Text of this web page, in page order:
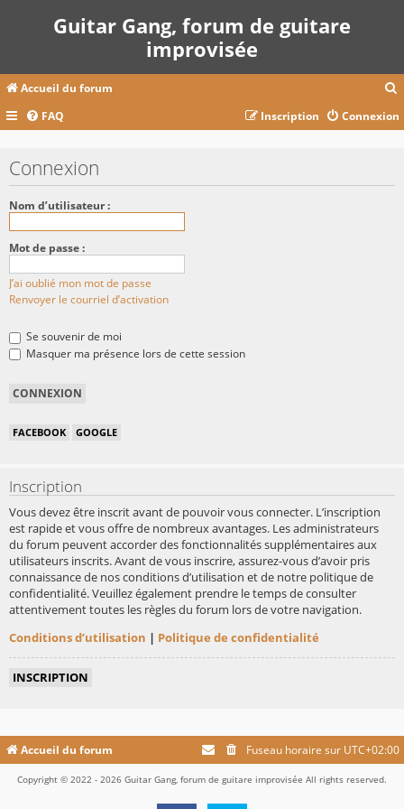
Guitar Gang, forum de guitare
improvisée
Accueil du forum
c
FAQ Connexion
Inscription
Connexion
Nom d’utilisateur :
Mot de passe :
J’ai oublié mon mot de passe
Renvoyer le courriel d’activation
Se souvenir de moi
Masquer ma présence lors de cette session
FACEBOOK GOOGLE
Inscription
Vous devez être inscrit avant de pouvoir vous connecter. L’inscription
est rapide et vous offre de nombreux avantages. Les administrateurs
du forum peuvent accorder des fonctionnalités supplémentaires aux
utilisateurs inscrits. Avant de vous inscrire, assurez-vous d’avoir pris
connaissance de nos conditions d’utilisation et de notre politique de
confidentialité. Veuillez également prendre le temps de consulter
attentivement toutes les règles du forum lors de votre navigation.
Conditions d’utilisation | Politique de confidentialité
INSCRIPTION
Accueil du forum Fuseau horaire sur UTC+02:00
Copyright © 2022 - 2026 Guitar Gang, forum de guitare improvisée All rights reserved.